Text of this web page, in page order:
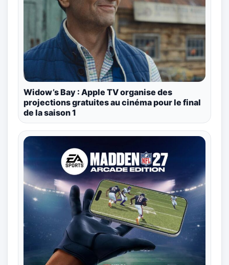
Widow’s Bay : Apple TV organise des
projections gratuites au cinéma pour le final
de la saison 1